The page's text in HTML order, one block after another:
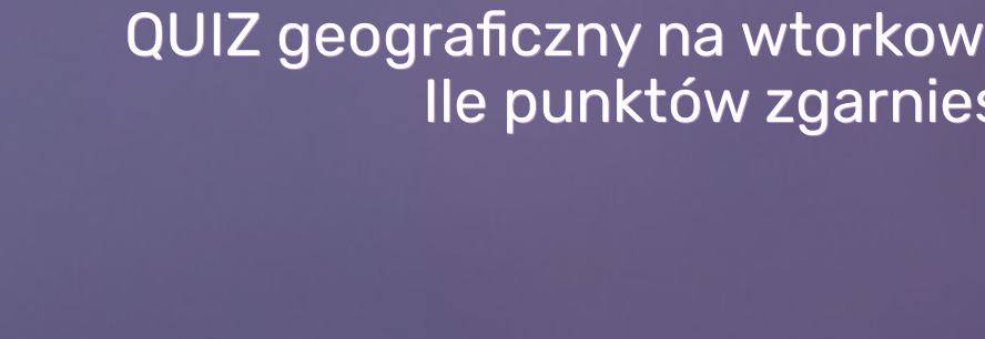
QUIZ geograficzny na
Ile punktów